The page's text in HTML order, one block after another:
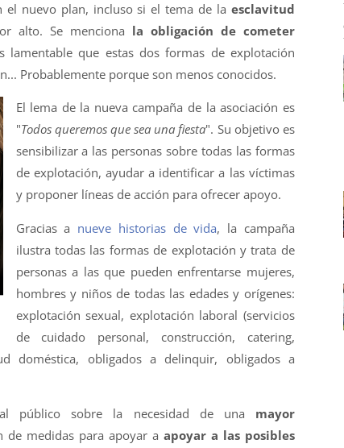
nuevo plan, incluso si el tema de la esclavitud
alto. Se menciona la obligación de cometer
lamentable que estas dos formas de explotación
Probablemente porque son menos conocidos.
El lema de la nueva campaña de la asociación es
"Todos queremos que sea una fiesta". Su objetivo es
sensibilizar a las personas sobre todas las formas
de explotación, ayudar a identificar a las víctimas
y proponer líneas de acción para ofrecer apoyo.
Gracias a nueve historias de vida, la campaña
ilustra todas las formas de explotación y trata de
personas a las que pueden enfrentarse mujeres,
hombres y niños de todas las edades y orígenes:
explotación sexual, explotación laboral (servicios
de cuidado personal, construcción, catering,
doméstica, obligados a delinquir, obligados a
público sobre la necesidad de una mayor
de medidas para apoyar aapoyar a las posibles